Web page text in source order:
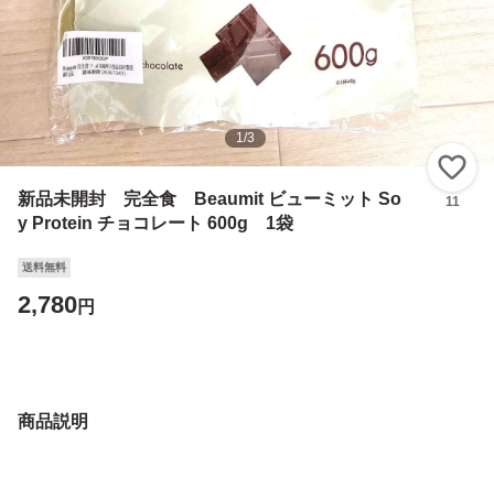
1/3
新品未開封 完全食 Beaumit ビューミット So
y Protein チョコレート 600g 1袋
11
送料無料
2,780円
商品説明